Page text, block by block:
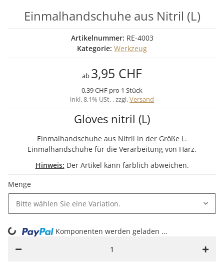
Einmalhandschuhe aus Nitril (L)
Artikelnummer: RE-4003
Kategorie: Werkzeug
ab 3,95 CHF
0,39 CHF pro 1 Stück
inkl. 8,1% USt. , zzgl.Versand
Gloves nitril (L)
Einmalhandschuhe aus Nitril in der Größe L.
Einmalhandschuhe für die Verarbeitung von Harz.
Hinweis: Der Artikel kann farblich abweichen.
Menge
Bitte wählen Sie eine Variation.
Loading... Komponenten werden geladen ...